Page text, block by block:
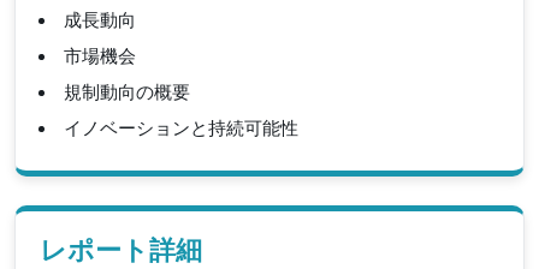
成長動向
市場機会
規制動向の概要
イノベーションと持続可能性
レポート詳細